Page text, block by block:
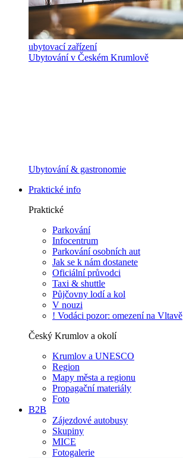
ubytovací zařízení
Ubytování v Českém Krumlově
Ubytování & gastronomie
Praktické info
Praktické
Parkování
Infocentrum
Parkování osobních aut
Jak se k nám dostanete
Oficiální průvodci
Taxi & shuttle
Půjčovny lodí a kol
V nouzi
! Vodáci pozor: omezení na Vltavě
Český Krumlov a okolí
Krumlov a UNESCO
Region
Mapy města a regionu
Propagační materiály
Foto
B2B
Zájezdové autobusy
Skupiny
MICE
Fotogalerie